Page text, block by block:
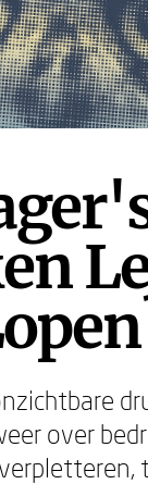
over